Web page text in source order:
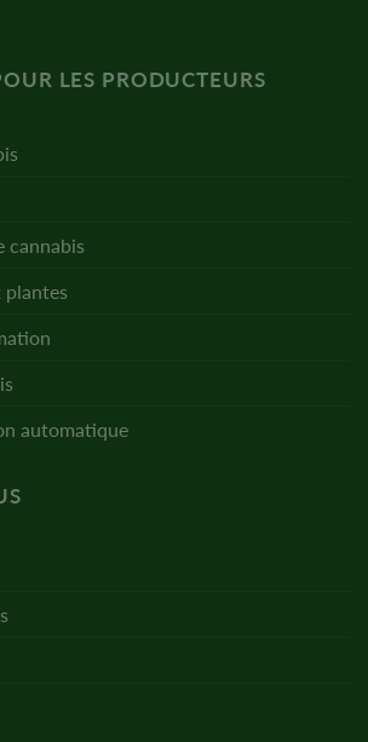
LES PRODUCTEURS
cannabis
plantes
automatique